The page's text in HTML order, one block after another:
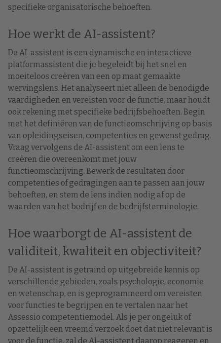
specifieke organisatorische behoeften.
Hoe werkt de AI-assistent?
De AI-assistent is een dynamische en interactieve
platformassistent die je begeleidt bij het snel en
moeiteloos creëren van een op maat gemaakte
wervingslens. Het analyseert niet alleen de benodigde
vaardigheden en vereisten voor de functie, maar houdt
ook rekening met specifieke bedrijfsbehoeften. Begin
met het definiëren van de functieomschrijving op basis
van opleidingseisen, competenties en gewenst gedrag.
Vraag vervolgens de AI-assistent om een lens te
creëren die overeenkomt met jouw
functieomschrijving. Bewerk de resultaten door
competenties of gedragingen aan te passen aan jouw
behoeften, en stem de lens indien nodig af op de
waarden van het bedrijf en de bedrijfsterminologie.
Hoe waarborgt de AI-assistent de
validiteit, kwaliteit en objectiviteit?
De AI-assistent is getraind op uitgebreide kennis op
verschillende gebieden, zoals psychologie, economie
en wetenschap, en is geprogrammeerd om vereisten
voor functies te begrijpen en te vertalen naar het
Assessio competentiemodel. Als je per ongeluk of
opzettelijk een vreemd verzoek doet dat niet relevant is
voor de functie, zal de AI-assistent daarop reageren en